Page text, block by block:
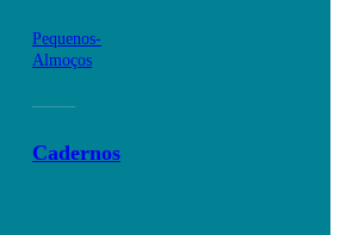
Pequenos-
Almoços
Cadernos